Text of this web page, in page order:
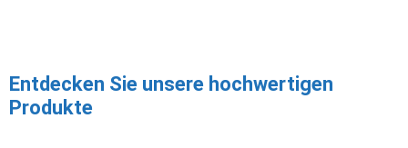
Entdecken Sie unsere hochwertigen
Produkte